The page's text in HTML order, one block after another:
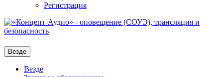
Регистрация
Везде
Везде